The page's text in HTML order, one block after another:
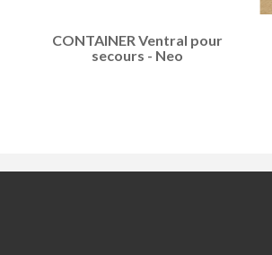
CONTAINER Ventral pour
secours - Neo